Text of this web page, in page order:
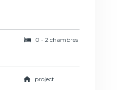
0 - 2 chambres
project